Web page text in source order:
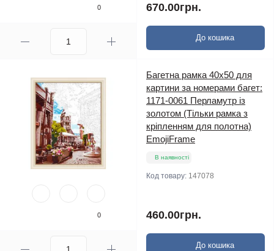
0 670.00грн.
До кошика
0
Багетна рамка 40х50 для
картини за номерами багет:
1171-0061 Перламутр iз
золотом (Тільки рамка з
кріпленням для полотна)
EmojiFrame
В наявності
Код товару: 147078
460.00грн.
До кошика